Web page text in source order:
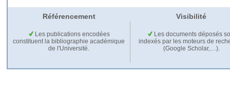
Référencement Visibilité
Les publications encodées
constituent la bibliographie académique
de l'Université.
Les documents déposés
indexés par les moteurs de
(Google Scholar,…).